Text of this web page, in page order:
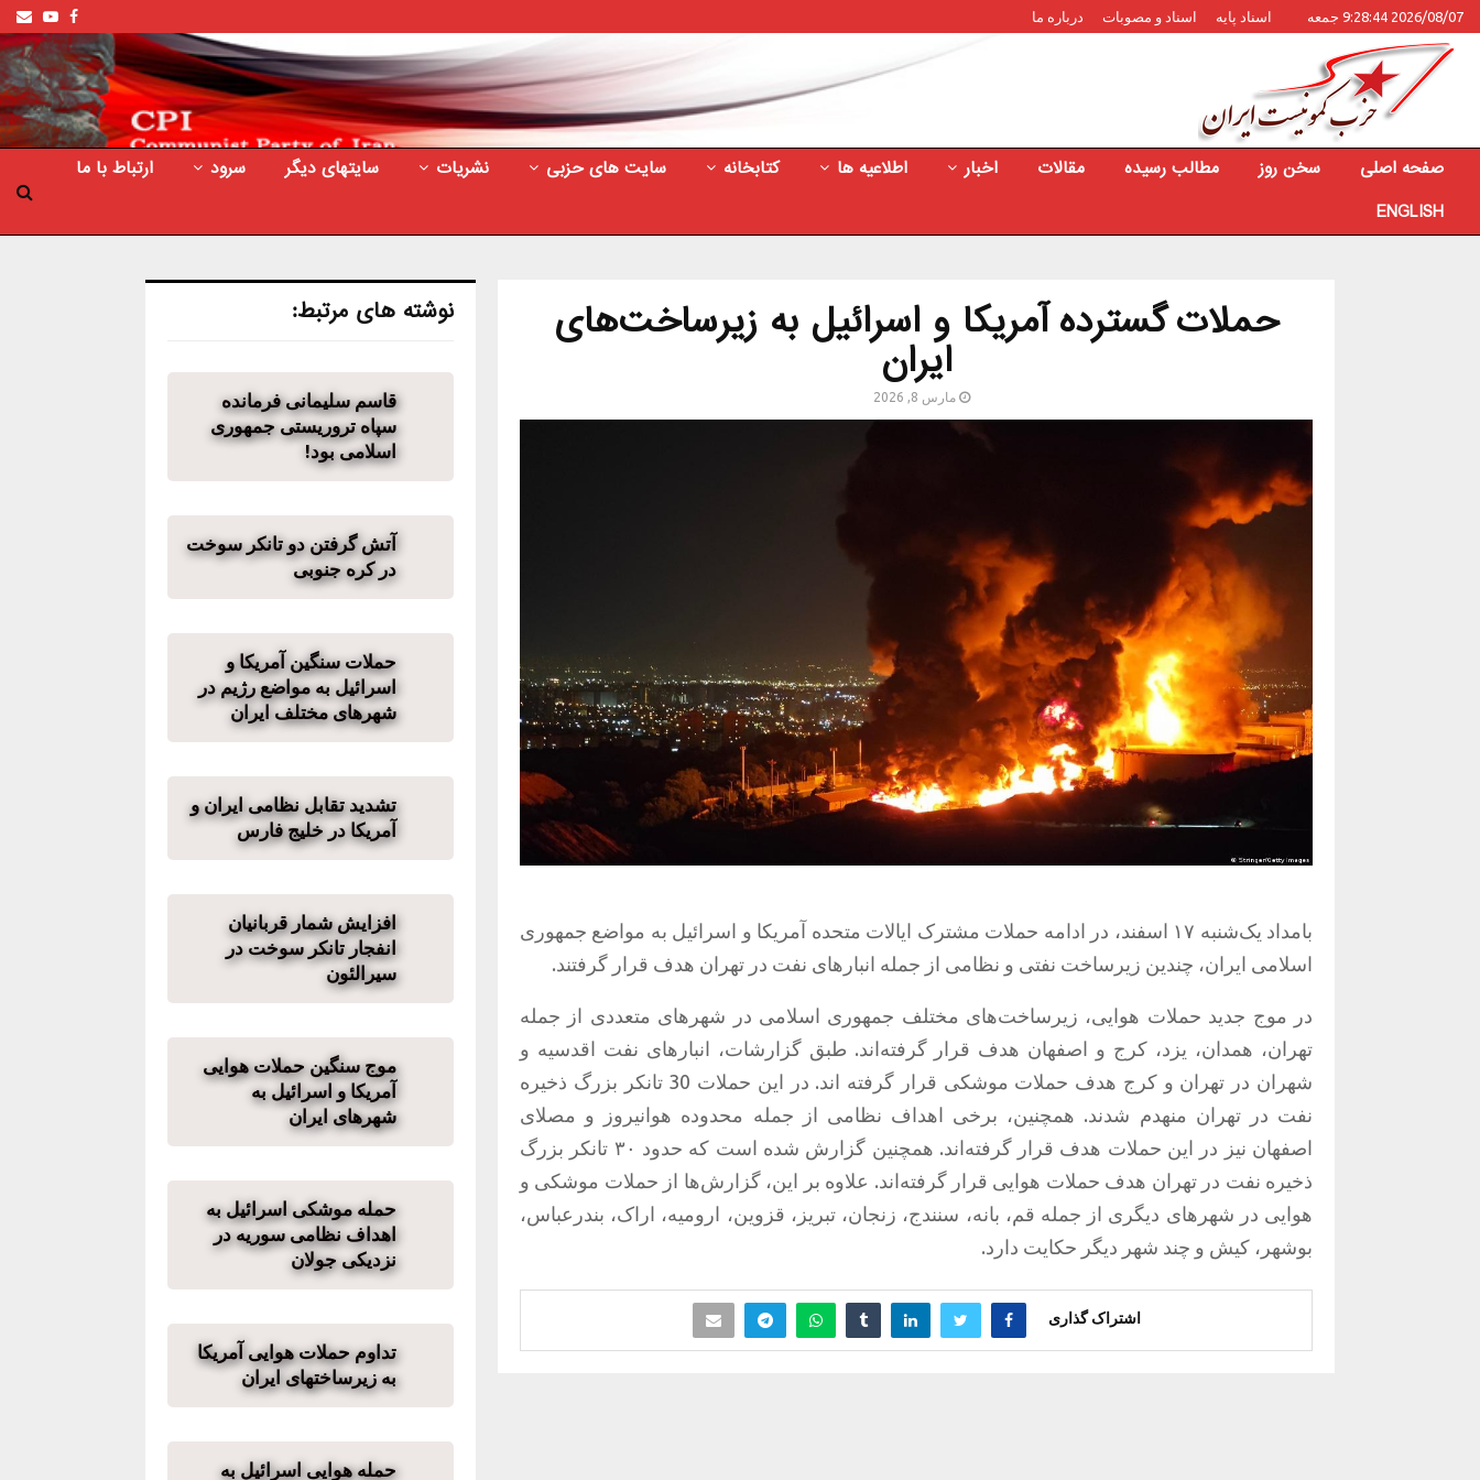
2026/08/07 9:28:44 جمعه اسناد پایه اسناد و مصوبات درباره ما Facebook
صفحه اصلی سخن روز مطالب رسیده مقالات اخبار اطلاعیه ها کتابخانه سایت های حزبی نشریات سایتهای دیگر سرود
ارتباط با ما
ENGLISH
حملات گسترده آمریکا و اسرائیل به زیرساخت‌های
ایران
مارس 8, 2026
بامداد یک‌شنبه ۱۷ اسفند، در ادامه حملات مشترک ایالات متحده آمریکا و اسرائیل به مواضع جمهوری
اسلامی ایران، چندین زیرساخت نفتی و نظامی از جمله انبارهای نفت در تهران هدف قرار گرفتند.
در موج جدید حملات هوایی، زیرساخت‌های مختلف جمهوری اسلامی در شهرهای متعددی از جمله
تهران، همدان، یزد، کرج و اصفهان هدف قرار گرفته‌اند. طبق گزارشات، انبارهای نفت اقدسیه و
شهران در تهران و کرج هدف حملات موشکی قرار گرفته اند. در این حملات 30 تانکر بزرگ ذخیره
نفت در تهران منهدم شدند. همچنین، برخی اهداف نظامی از جمله محدوده هوانیروز و مصلای
اصفهان نیز در این حملات هدف قرار گرفته‌اند. همچنین گزارش شده است که حدود ۳۰ تانکر بزرگ
ذخیره نفت در تهران هدف حملات هوایی قرار گرفته‌اند. علاوه بر این، گزارش‌ها از حملات موشکی و
هوایی در شهرهای دیگری از جمله قم، بانه، سنندج، زنجان، تبریز، قزوین، ارومیه، اراک، بندرعباس،
بوشهر، کیش و چند شهر دیگر حکایت دارد.
اشتراک گذاری
نوشته های مرتبط:
قاسم سلیمانی فرمانده
سپاه تروریستی جمهوری
اسلامی بود!
آتش گرفتن دو تانکر سوخت
در کره جنوبی
حملات سنگین آمریکا و
اسرائیل به مواضع رژیم در
شهرهای مختلف ایران
تشدید تقابل نظامی ایران و
آمریکا در خلیج فارس
افزایش شمار قربانیان
انفجار تانکر سوخت در
سیرالئون
موج سنگین حملات هوایی
آمریکا و اسرائیل به
شهرهای ایران
حمله موشکی اسرائیل به
اهداف نظامی سوریه در
نزدیکی جولان
تداوم حملات هوایی آمریکا
به زیرساختهای ایران
حمله هوایی اسرائیل به